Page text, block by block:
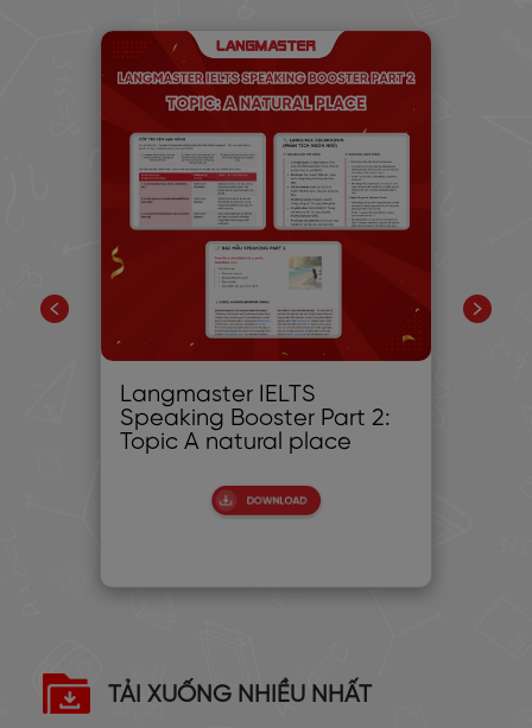
Langmaster IELTS
Speaking Booster Part 2:
Topic A natural place
TẢI XUỐNG NHIỀU NHẤT